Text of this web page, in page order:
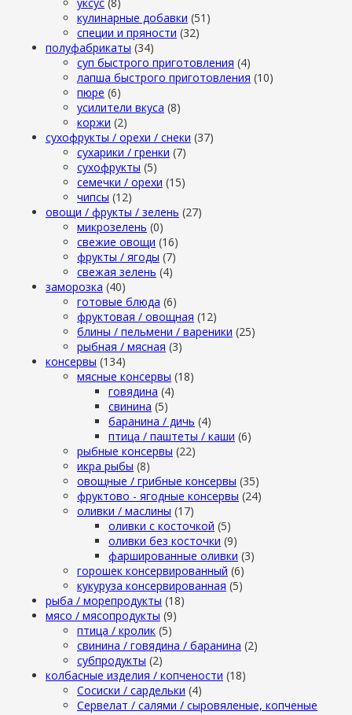
кулинарные добавки (51)
специи и пряности (32)
полуфабрикаты (34)
суп быстрого приготовления (4)
лапша быстрого приготовления (10)
пюре (6)
усилители вкуса (8)
коржи (2)
сухофрукты / орехи / снеки (37)
сухарики / гренки (7)
сухофрукты (5)
семечки / орехи (15)
чипсы (12)
овощи / фрукты / зелень (27)
микрозелень (0)
свежие овощи (16)
фрукты / ягоды (7)
свежая зелень (4)
заморозка (40)
готовые блюда (6)
фруктовая / овощная (12)
блины / пельмени / вареники (25)
рыбная / мясная (3)
консервы (134)
мясные консервы (18)
говядина (4)
свинина (5)
баранина / дичь (4)
птица / паштеты / каши (6)
рыбные консервы (22)
икра рыбы (8)
овощные / грибные консервы (35)
фруктово - ягодные консервы (24)
оливки / маслины (17)
оливки с косточкой (5)
оливки без косточки (9)
фаршированные оливки (3)
горошек консервированный (6)
кукуруза консервированная (5)
рыба / морепродукты (18)
мясо / мясопродукты (9)
птица / кролик (5)
свинина / говядина / баранина (2)
субпродукты (2)
колбасные изделия / копчености (18)
Сосиски / сардельки (4)
Сервелат / салями / сыровяленые, копченые